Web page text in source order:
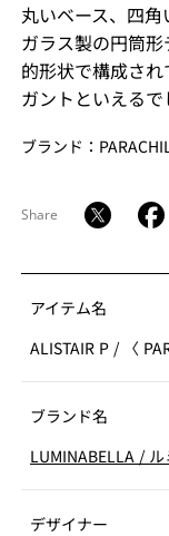
丸いベース、四
ガラス製の円筒
的形状で構成さ
ガントといえるで
ブランド：
Share
アイテム名
ALISTAIR P / 〈
ブランド名
LUMINABELLA /
デザイナー